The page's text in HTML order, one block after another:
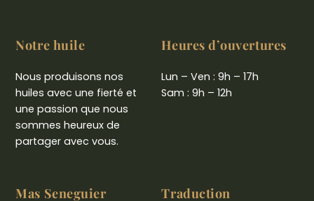
Notre huile
Nous produisons nos
huiles avec une fierté et
une passion que nous
sommes heureux de
partager avec vous.
Heures d’ouvertures
Lun – Ven : 9h – 17h
Sam : 9h – 12h
Mas Seneguier Traduction